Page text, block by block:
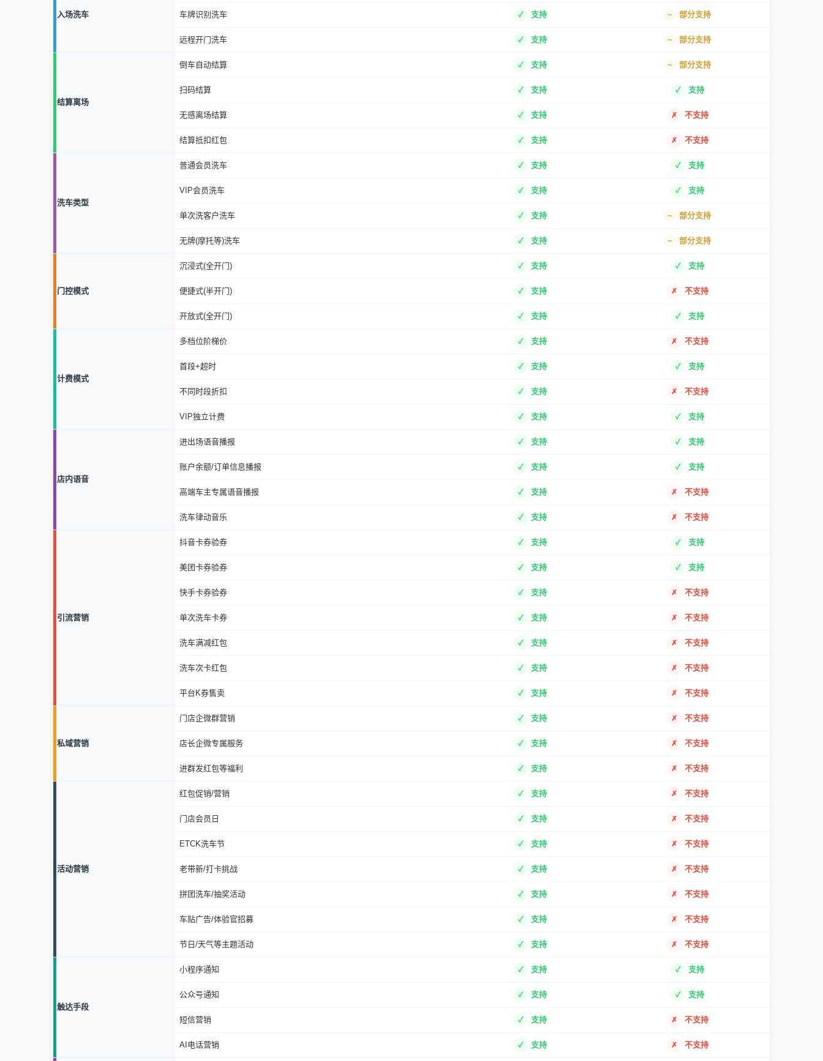
入场洗车 车牌识别洗车 支持 部分支持
远程开门洗车 支持 部分支持
结算离场
倒车自动结算 支持 部分支持
扫码结算 支持 支持
无感离场结算 支持 不支持
结算抵扣红包 支持 不支持
洗车类型
普通会员洗车 支持 支持
VIP会员洗车 支持 支持
单次洗客户洗车 支持 部分支持
无牌(摩托等)洗车 支持 部分支持
门控模式
沉浸式(全开门) 支持 支持
便捷式(半开门) 支持 不支持
开放式(全开门) 支持 支持
计费模式
多档位阶梯价 支持 不支持
首段+超时 支持 支持
不同时段折扣 支持 不支持
VIP独立计费 支持 支持
店内语音
进出场语音播报 支持 支持
账户余额/订单信息播报 支持 支持
高端车主专属语音播报 支持 不支持
洗车律动音乐 支持 不支持
引流营销
抖音卡券验券 支持 支持
美团卡券验券 支持 支持
快手卡券验券 支持 不支持
单次洗车卡券 支持 不支持
洗车满减红包 支持 不支持
洗车次卡红包 支持 不支持
平台K券售卖 支持 不支持
私域营销
门店企微群营销 支持 不支持
店长企微专属服务 支持 不支持
进群发红包等福利 支持 不支持
活动营销
红包促销/营销 支持 不支持
门店会员日 支持 不支持
ETCK洗车节 支持 不支持
老带新/打卡挑战 支持 不支持
拼团洗车/抽奖活动 支持 不支持
车贴广告/体验官招募 支持 不支持
节日/天气等主题活动 支持 不支持
触达手段
小程序通知 支持 支持
公众号通知 支持 支持
短信营销 支持 不支持
AI电话营销 支持 不支持